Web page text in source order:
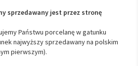
sprzedawany jest przez stronę
Państwu porcelanę w gatunku
najwyższy sprzedawany na polskim
pierwszym).